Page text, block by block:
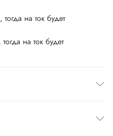
на ток будет
на ток будет